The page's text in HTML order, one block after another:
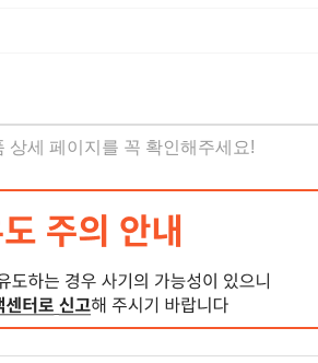
상세 페이지를 꼭 확인해주세요!